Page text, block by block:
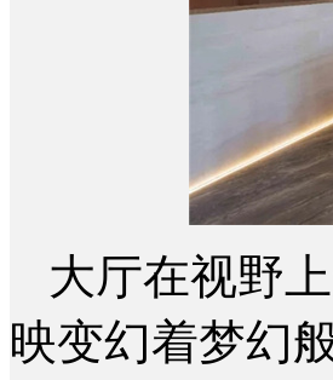
大厅在视野
映变幻着梦幻